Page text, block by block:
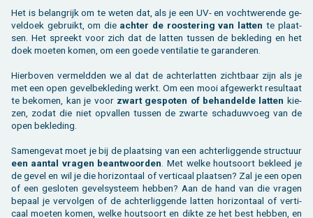
Het is be­lang­rijk om te weten dat, als je een UV- en vocht­we­ren­de ge­
vel­doek ge­bruikt, om die ach­ter de roos­te­ring van lat­ten te plaat­
sen. Het spreekt voor zich dat de lat­ten tus­sen de be­kle­ding en het
doek moe­ten komen, om een goede ven­ti­la­tie te ga­ran­de­ren.
Hier­bo­ven ver­meld­den we al dat de ach­ter­lat­ten zicht­baar zijn als je
met een open ge­vel­be­kle­ding werkt. Om een mooi af­ge­werkt re­sul­taat
te be­ko­men, kan je voor zwart ge­spo­ten of be­han­del­de lat­ten kie­
zen, zodat die niet op­val­len tus­sen de zwar­te scha­duw­voeg van de
open be­kle­ding.
Sa­men­ge­vat moet je bij de plaat­sing van een ach­ter­lig­gen­de struc­tuur
een aan­tal vra­gen be­ant­woor­den. Met welke hout­soort be­kleed je
de gevel en wil je die ho­ri­zon­taal of ver­ti­caal plaat­sen? Zal je een open
of een ge­slo­ten ge­vel­sys­teem heb­ben? Aan de hand van die vra­gen
be­paal je ver­vol­gen of de ach­ter­lig­gen­de lat­ten ho­ri­zon­taal of ver­ti­
caal moe­ten komen, welke hout­soort en dikte ze het best heb­ben, en